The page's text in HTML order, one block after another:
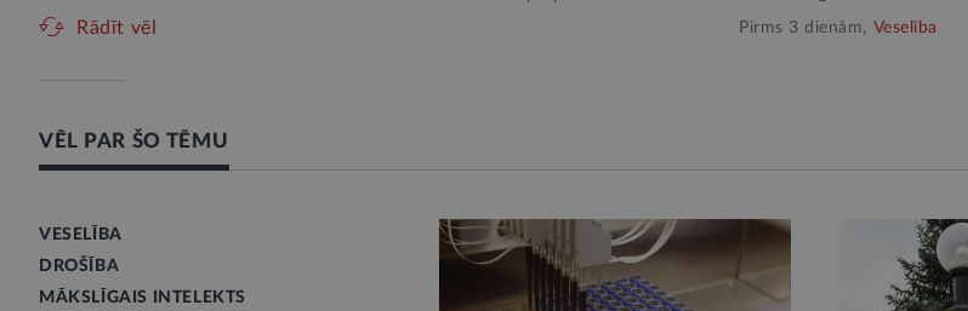
Pirms 3 dienām, Veselība
Rādīt vēl
VĒL PAR ŠO TĒMU
VESELĪBA
DROŠĪBA
MĀKSLĪGAIS INTELEKTS